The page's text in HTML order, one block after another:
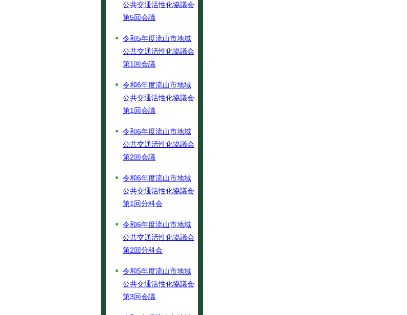
公共交通活性化協議会
第5回会議
令和5年度流山市地域
公共交通活性化協議会
第1回会議
令和6年度流山市地域
公共交通活性化協議会
第1回会議
令和6年度流山市地域
公共交通活性化協議会
第2回会議
令和6年度流山市地域
公共交通活性化協議会
第1回分科会
令和6年度流山市地域
公共交通活性化協議会
第2回分科会
令和5年度流山市地域
公共交通活性化協議会
第3回会議